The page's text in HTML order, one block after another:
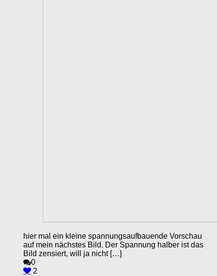
hier mal ein kleine spannungsaufbauende Vorschau
auf mein nächstes Bild. Der Spannung halber ist das
Bild zensiert, will ja nicht […]
0
2